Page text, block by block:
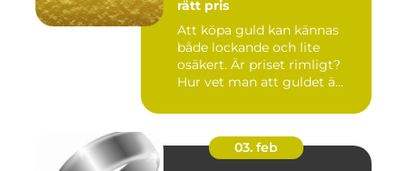
rätt pris
Att köpa guld kan kännas
både lockande och lite
osäkert. Är priset rimligt?
Hur vet man att guldet ä...
03. feb